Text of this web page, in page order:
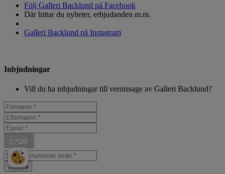
Följ Galleri Backlund på Facebook
Där hittar du nyheter, erbjudanden m.m.
Galleri Backlund på Instagram
Inbjudningar
Vill du ha inbjudningar till vernissage av Galleri Backlund?